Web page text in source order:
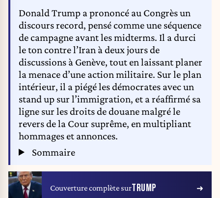
Donald Trump a prononcé au Congrès un
discours record, pensé comme une séquence
de campagne avant les midterms. Il a durci
le ton contre l’Iran à deux jours de
discussions à Genève, tout en laissant planer
la menace d’une action militaire. Sur le plan
intérieur, il a piégé les démocrates avec un
stand up sur l’immigration, et a réaffirmé sa
ligne sur les droits de douane malgré le
revers de la Cour suprême, en multipliant
hommages et annonces.
Sommaire
Couverture complète surTRUMP